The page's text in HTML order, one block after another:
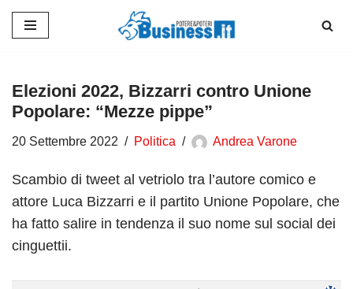
contenuto
Elezioni 2022, Bizzarri contro Unione
Popolare: “Mezze pippe”
20 Settembre 2022 Politica Andrea Varone
Scambio di tweet al vetriolo tra l’autore comico e
attore Luca Bizzarri e il partito Unione Popolare, che
ha fatto salire in tendenza il suo nome sul social dei
cinguettii.